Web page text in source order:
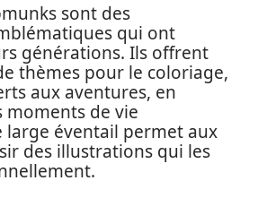
sont des
qui ont
générations. Ils offrent
thèmes pour le coloriage,
aux aventures, en
moments de vie
large éventail permet aux
des illustrations qui les